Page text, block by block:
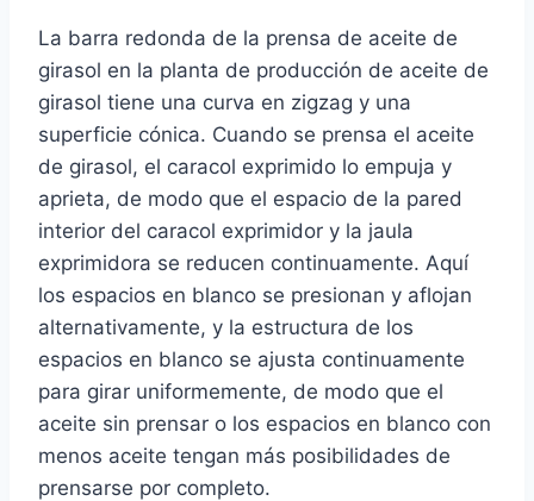
La barra redonda de la prensa de aceite de
girasol en la planta de producción de aceite de
girasol tiene una curva en zigzag y una
superficie cónica. Cuando se prensa el aceite
de girasol, el caracol exprimido lo empuja y
aprieta, de modo que el espacio de la pared
interior del caracol exprimidor y la jaula
exprimidora se reducen continuamente. Aquí
los espacios en blanco se presionan y aflojan
alternativamente, y la estructura de los
espacios en blanco se ajusta continuamente
para girar uniformemente, de modo que el
aceite sin prensar o los espacios en blanco con
menos aceite tengan más posibilidades de
prensarse por completo.